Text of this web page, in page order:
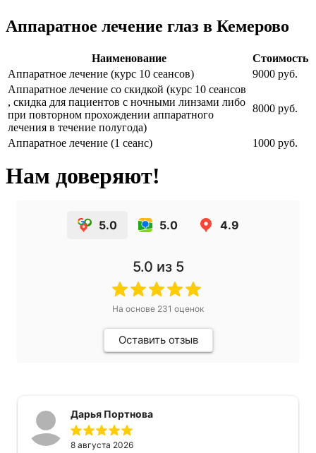
Аппаратное лечение глаз в Кемерово
Наименование
Стоимость
Аппаратное лечение (курс 10 сеансов)
9000 руб.
Аппаратное лечение со скидкой (курс 10 сеансов
, скидка для пациентов с ночными линзами либо
при повторном прохождении аппаратного
лечения в течение полугода)
8000 руб.
Аппаратное лечение (1 сеанс) 1000 руб.
Нам доверяют!
5.0 5.0 4.9
5.0 из 5
На основе 231 оценок
Оставить отзыв
Дарья Портнова
8 августа 2026